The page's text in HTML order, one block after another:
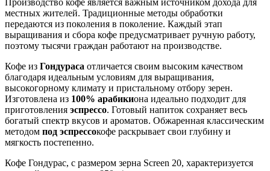
Производство кофе является важным источником дохода для
местных жителей. Традиционные методы обработки
передаются из поколения в поколение. Каждый этап
выращивания и сбора кофе предусматривает ручную работу,
поэтому тысячи граждан работают на производстве.
Кофе из Гондураса отличается своим высоким качеством
благодаря идеальным условиям для выращивания,
высокогорному климату и пристальному отбору зерен.
Изготовлена из 100% арабикиона идеально подходит для
приготовления эспрессо. Готовый напиток сохраняет весь
богатый спектр вкусов и ароматов. Обжаренная классическим
методом под эспрессокофе раскрывает свои глубину и
мягкость постепенно.
Кофе Гондурас, с размером зерна Screen 20, характеризуется